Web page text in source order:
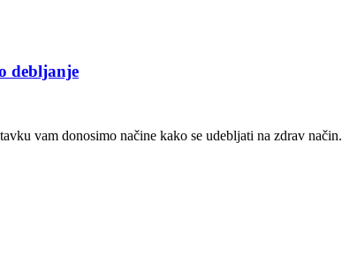
debljanje
vam donosimo načine kako se udebljati na zdrav način.